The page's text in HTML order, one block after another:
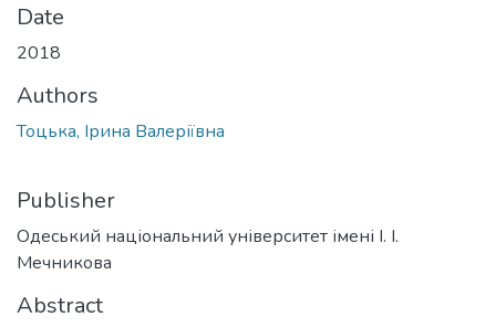
Date
2018
Authors
Тоцька, Ірина Валеріївна
Publisher
Одеський національний університет імені І. І.
Мечникова
Abstract